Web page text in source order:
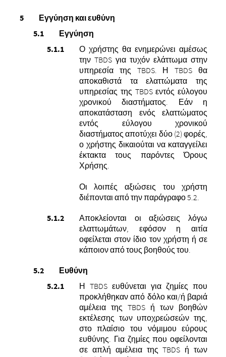
Εγγύηση και ευθύνη
Εγγύηση
Ο χρήστης θα ενημερώνει αμέσως
την TBDS για τυχόν ελάττωμα στην
υπηρεσία της TBDS. Η TBDS θα
αποκαθιστά τα ελαττώματα της
υπηρεσίας της TBDS εντός εύλογου
χρονικού διαστήματος. Εάν η
αποκατάσταση ενός ελαττώματος
εντός εύλογου χρονικού
διαστήματος αποτύχει δύο (2) φορές,
ο χρήστης δικαιούται να καταγγείλει
έκτακτα τους παρόντες Όρους
Χρήσης.
Οι λοιπές αξιώσεις του χρήστη
διέπονται από την παράγραφο 5.2.
Αποκλείονται οι αξιώσεις λόγω
ελαττωμάτων, εφόσον η αιτία
οφείλεται στον ίδιο τον χρήστη ή σε
κάποιον από τους βοηθούς του.
Ευθύνη
Η TBDS ευθύνεται για ζημίες που
προκλήθηκαν από δόλο και/ή βαριά
αμέλεια της TBDS ή των βοηθών
εκτέλεσης των υποχρεώσεών της,
στο πλαίσιο του νόμιμου εύρους
ευθύνης. Για ζημίες που οφείλονται
σε απλή αμέλεια της TBDS ή των